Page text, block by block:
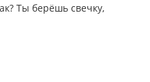
Ты берёшь свечку,